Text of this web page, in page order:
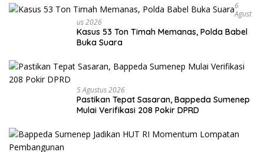
6
Agust
Us 2026
Kasus 53 Ton Timah Memanas, Polda Babel
Buka Suara
5 Agustus 2026
Pastikan Tepat Sasaran, Bappeda Sumenep
Mulai Verifikasi 208 Pokir DPRD